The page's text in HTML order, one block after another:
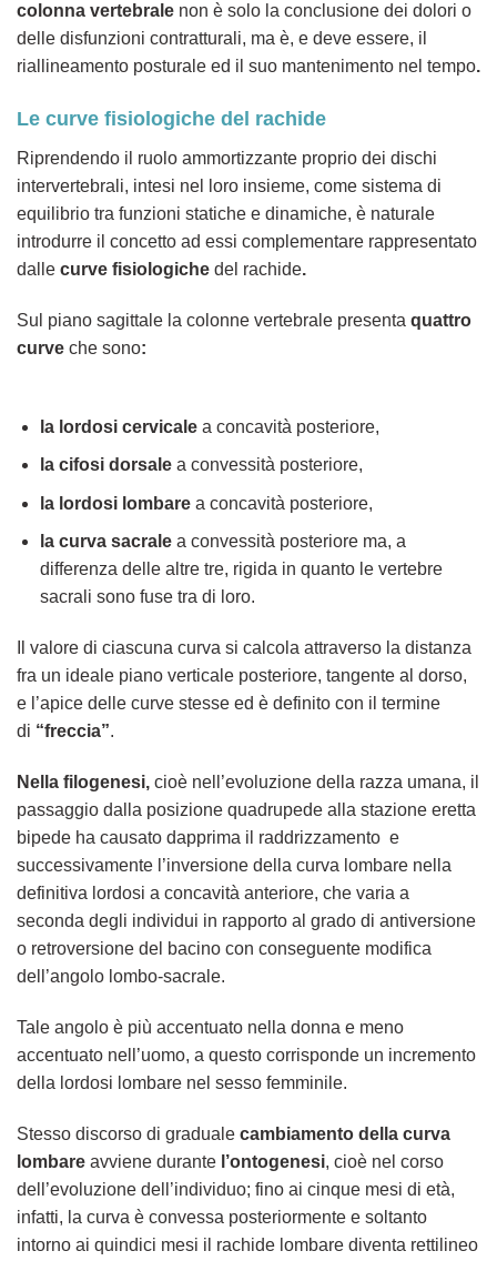
colonna vertebrale non è solo la conclusione dei dolori o
delle disfunzioni contratturali, ma è, e deve essere, il
riallineamento posturale ed il suo mantenimento nel tempo.
Le curve fisiologiche del rachide
Riprendendo il ruolo ammortizzante proprio dei dischi
intervertebrali, intesi nel loro insieme, come sistema di
equilibrio tra funzioni statiche e dinamiche, è naturale
introdurre il concetto ad essi complementare rappresentato
dalle curve fisiologiche del rachide.
Sul piano sagittale la colonne vertebrale presenta quattro
curve che sono:
la lordosi cervicalea concavità posteriore,
la cifosi dorsalea convessità posteriore,
la lordosi lombarea concavità posteriore,
la curva sacralea convessità posteriore ma, a
differenza delle altre tre, rigida in quanto le vertebre
sacrali sono fuse tra di loro.
Il valore di ciascuna curva si calcola attraverso la distanza
fra un ideale piano verticale posteriore, tangente al dorso,
e l’apice delle curve stesse ed è definito con il termine
di “freccia”.
Nella filogenesi, cioè nell’evoluzione della razza umana, il
passaggio dalla posizione quadrupede alla stazione eretta
bipede ha causato dapprima il raddrizzamento e
successivamente l’inversione della curva lombare nella
definitiva lordosi a concavità anteriore, che varia a
seconda degli individui in rapporto al grado di antiversione
o retroversione del bacino con conseguente modifica
dell’angolo lombo-sacrale.
Tale angolo è più accentuato nella donna e meno
accentuato nell’uomo, a questo corrisponde un incremento
della lordosi lombare nel sesso femminile.
Stesso discorso di graduale cambiamento della curva
lombare avviene durante l’ontogenesi, cioè nel corso
dell’evoluzione dell’individuo; fino ai cinque mesi di età,
infatti, la curva è convessa posteriormente e soltanto
intorno ai quindici mesi il rachide lombare diventa rettilineo